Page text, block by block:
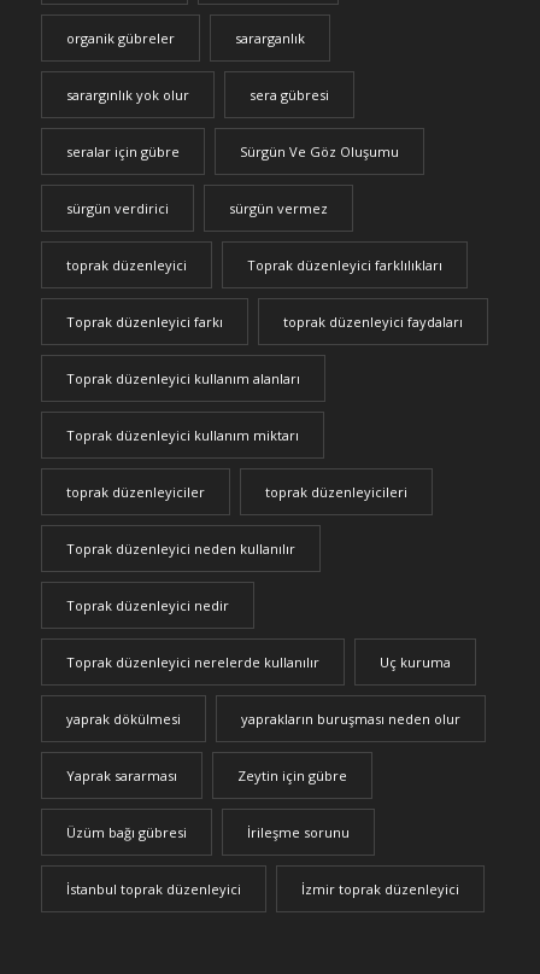
organik gübreler sararganlık
sarargınlık yok olur sera gübresi
seralar için gübre Sürgün Ve Göz Oluşumu
sürgün verdirici sürgün vermez
toprak düzenleyici Toprak düzenleyici farklılıkları
Toprak düzenleyici farkı toprak düzenleyici faydaları
Toprak düzenleyici kullanım alanları
Toprak düzenleyici kullanım miktarı
toprak düzenleyiciler toprak düzenleyicileri
Toprak düzenleyici neden kullanılır
Toprak düzenleyici nedir
Toprak düzenleyici nerelerde kullanılır Uç kuruma
yaprak dökülmesi yaprakların buruşması neden olur
Yaprak sararması Zeytin için gübre
Üzüm bağı gübresi İrileşme sorunu
İstanbul toprak düzenleyici İzmir toprak düzenleyici